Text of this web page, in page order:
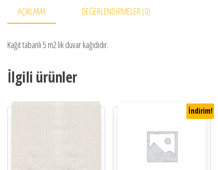
AÇIKLAMA DEĞERLENDIRMELER (0)
Kağıt tabanlı 5 m2 lik duvar kağıdıdır.
İlgili ürünler
İndirim!